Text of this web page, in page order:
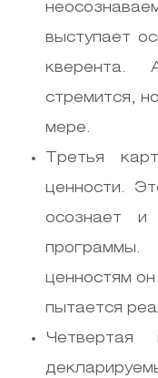
выступает
кверента.
стремится,
мере.
Третья
ценности.
осознает и
ценностям
пытается
Четвертая